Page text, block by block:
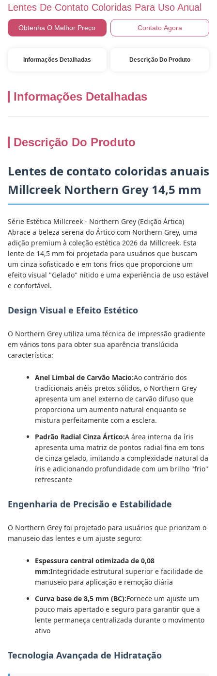
Lentes De Contato Coloridas Para Uso Anual
Obtenha O Melhor Preço Contato Agora
Informações Detalhadas Descrição Do Produto
Informações Detalhadas
Descrição Do Produto
Lentes de contato coloridas anuais
Millcreek Northern Grey 14,5 mm
Série Estética Millcreek - Northern Grey (Edição Ártica)
Abrace a beleza serena do Ártico com Northern Grey, uma
adição premium à coleção estética 2026 da Millcreek. Esta
lente de 14,5 mm foi projetada para usuários que buscam
um cinza sofisticado e em tons frios que proporcione um
efeito visual "Gelado" nítido e uma experiência de uso estável
e confortável.
Design Visual e Efeito Estético
O Northern Grey utiliza uma técnica de impressão gradiente
em vários tons para obter sua aparência translúcida
característica:
Anel Limbal de Carvão Macio:Ao contrário dos
tradicionais anéis pretos sólidos, o Northern Grey
apresenta um anel externo de carvão difuso que
proporciona um aumento natural enquanto se
mistura perfeitamente com a esclera.
Padrão Radial Cinza Ártico:A área interna da íris
apresenta uma matriz de pontos radial fina em tons
de cinza gelado, imitando a complexidade natural da
íris e adicionando profundidade com um brilho "frio"
refrescante
Engenharia de Precisão e Estabilidade
O Northern Grey foi projetado para usuários que priorizam o
manuseio das lentes e um ajuste seguro:
Espessura central otimizada de 0,08
mm:Integridade estrutural superior e facilidade de
manuseio para aplicação e remoção diária
Curva base de 8,5 mm (BC):Fornece um ajuste um
pouco mais apertado e seguro para garantir que a
lente permaneça centralizada durante o movimento
ativo
Tecnologia Avançada de Hidratação